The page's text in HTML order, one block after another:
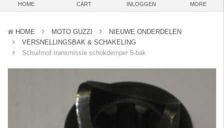
HOME CART INLOGGEN MORE
HOME MOTO GUZZI
NIEUWE ONDERDELEN
VERSNELLINGSBAK & SCHAKELING
Schuifmof transmissie schokdemper 5-bak